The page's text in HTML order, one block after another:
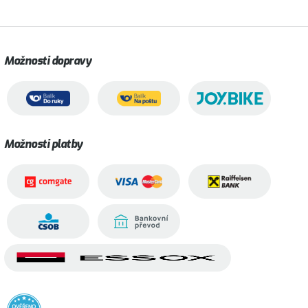
Možnosti dopravy
Možnosti platby